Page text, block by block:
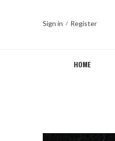
Sign in Register
HOME